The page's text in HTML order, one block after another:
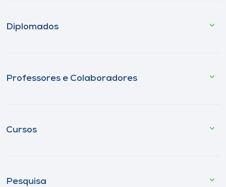
Diplomados
Professores e Colaboradores
Cursos
Pesquisa